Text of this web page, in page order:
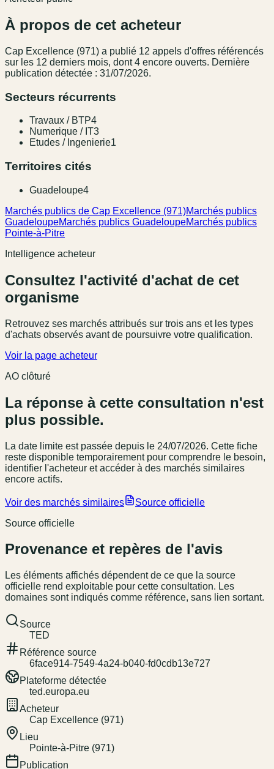
À propos de cet acheteur
Cap Excellence (971) a publié 12 appel s d'offres référencés
sur les 12 derniers mois, dont 4 encore ouverts. Dernière
publication détectée : 31/07/2026.
Secteurs récurrents
Travaux / BTP4
Numerique / IT3
Etudes / Ingenierie1
Territoires cités
Guadeloupe4
Marchés publics de Cap Excellence (971)Marchés publics
GuadeloupeMarchés publics GuadeloupeMarchés publics
Pointe-à-Pitre
Intelligence acheteur
Consultez l'activité d'achat de cet
organisme
Retrouvez ses marchés attribués sur trois ans et les types
d'achats observés avant de poursuivre votre qualification.
Voir la page acheteur
AO clôturé
La réponse à cette consultation n'est
plus possible.
La date limite est passée depuis le 24/07/2026. Cette fiche
reste disponible temporairement pour comprendre le besoin,
identifier l'acheteur et accéder à des marchés similaires
encore actifs.
Voir des marchés similaires
Source officielle
Source officielle
Provenance et repères de l'avis
Les éléments affichés dépendent de ce que la source
officielle rend exploitable pour cette consultation. Les
domaines sont indiqués comme référence, sans lien sortant.
Source
TED
Référence source
6face914-7549-4a24-b040-fd0cdb13e727
Plateforme détectée
ted.europa.eu
Acheteur
Cap Excellence (971)
Lieu
Pointe-à-Pitre (971)
Publication